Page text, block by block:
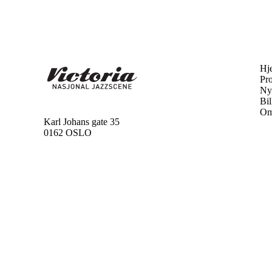
Karl Johans gate 35
0162 OSLO